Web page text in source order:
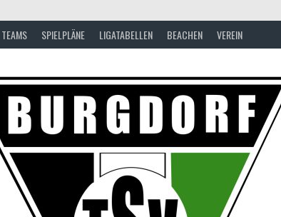
TEAMS SPIELPLÄNE LIGATABELLEN BEACHEN VEREIN